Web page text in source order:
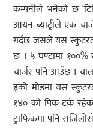
कम्पनीले भनेको छ
आयन ब्याट्रीले एक
गर्दछ जसले यस
छ । ५ घण्टामा
चार्जर पनि आउँछ ।
इको मोडमा यस
१४० को पिक टर्क
ट्राफिकमा पनि